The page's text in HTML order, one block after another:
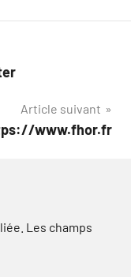
Article suivant
www.fhor.fr
Les champs